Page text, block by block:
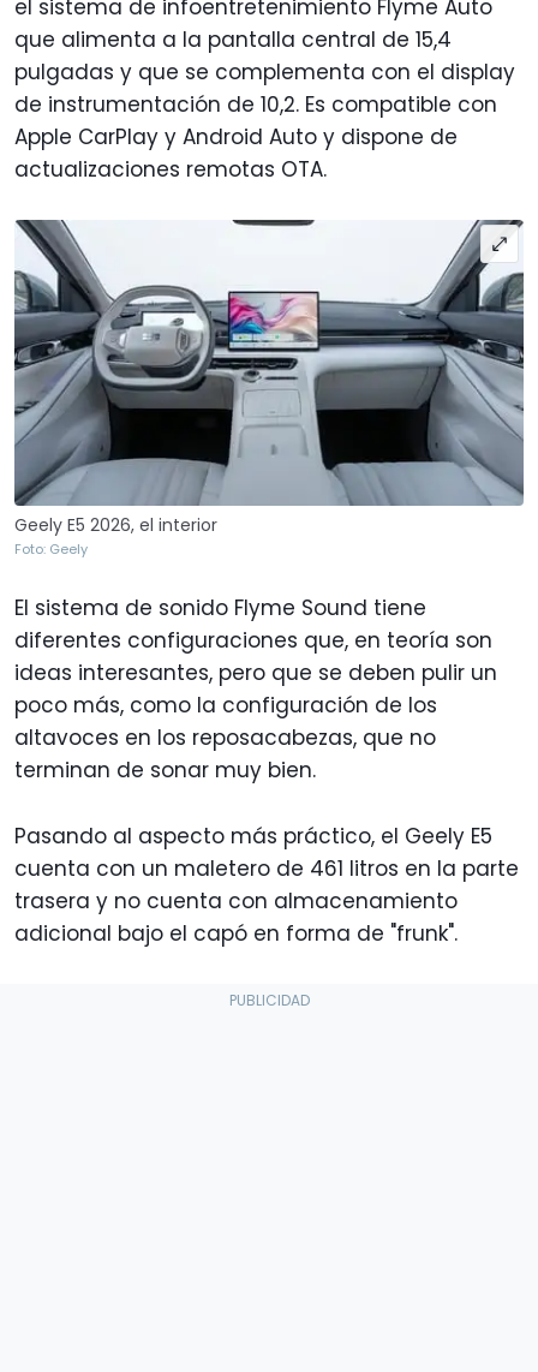
el sistema de infoentretenimiento Flyme Auto
que alimenta a la pantalla central de 15,4
pulgadas y que se complementa con el display
de instrumentación de 10,2. Es compatible con
Apple CarPlay y Android Auto y dispone de
actualizaciones remotas OTA.
Geely E5 2026, el interior
Foto: Geely
El sistema de sonido Flyme Sound tiene
diferentes configuraciones que, en teoría son
ideas interesantes, pero que se deben pulir un
poco más, como la configuración de los
altavoces en los reposacabezas, que no
terminan de sonar muy bien.
Pasando al aspecto más práctico, el Geely E5
cuenta con un maletero de 461 litros en la parte
trasera y no cuenta con almacenamiento
adicional bajo el capó en forma de "frunk".